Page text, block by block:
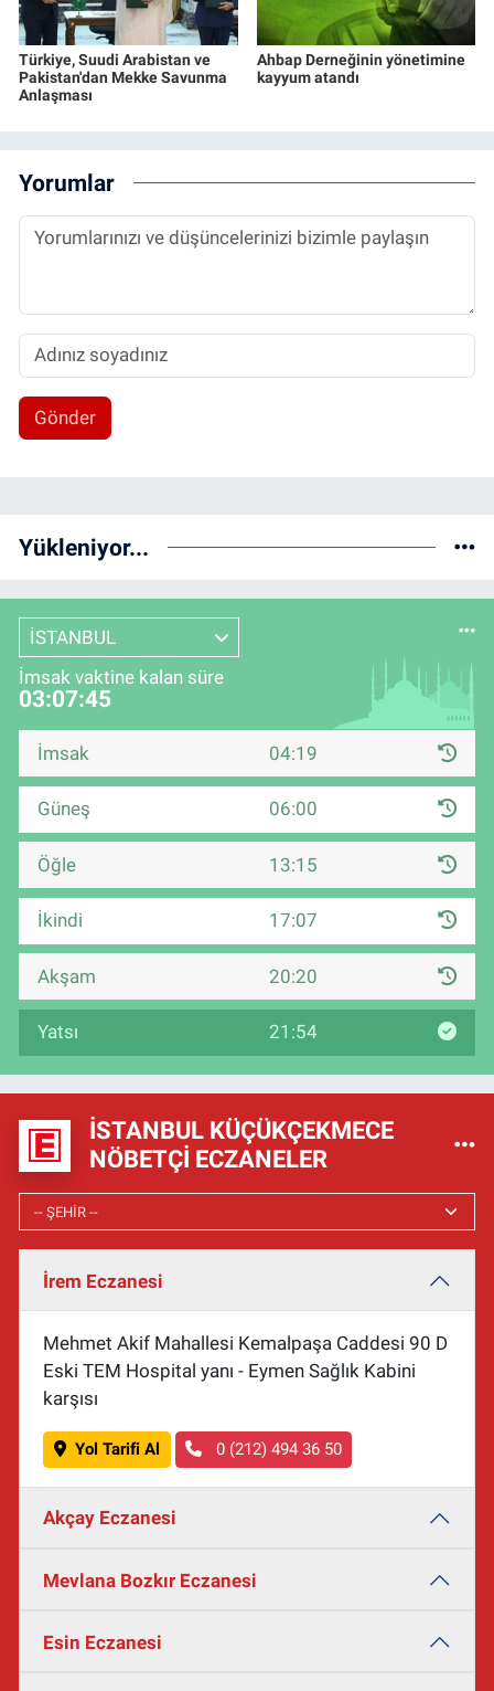
Türkiye, Suudi Arabistan ve
Pakistan'dan Mekke Savunma
Anlaşması
Ahbap Derneğinin yönetimine
kayyum atandı
Yorumlar
Gönder
Yükleniyor...
İSTANBUL
İmsak vaktine kalan süre
03:07:44
İmsak 04:19
Güneş 06:00
Öğle 13:15
İkindi 17:07
Akşam 20:20
Yatsı 21:54
İSTANBUL KÜÇÜKÇEKMECE
NÖBETÇI ECZANELER
İrem Eczanesi
Mehmet Akif Mahallesi Kemalpaşa Caddesi 90 D
Eski TEM Hospital yanı - Eymen Sağlık Kabini
karşısı
Yol Tarifi Al 0 (212) 494 36 50
Akçay Eczanesi
Mevlana Bozkır Eczanesi
Esin Eczanesi